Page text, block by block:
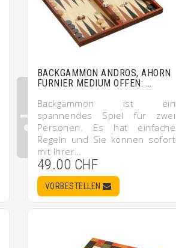
BACKGAMMON ANDROS, AHORN
FURNIER MEDIUM OFFEN: …
Backgammon ist ein
spannendes Spiel für zwei
Personen. Es hat einfache
Regeln und Sie können sofort
mit Ihrer…
49.00 CHF
VORBESTELLEN